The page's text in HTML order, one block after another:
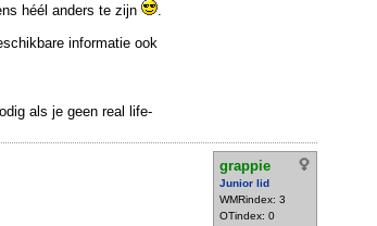
héél anders te zijn
informatie ook
als je geen real life-
grappie
Junior lid
WMRindex: 3
OTindex: 0